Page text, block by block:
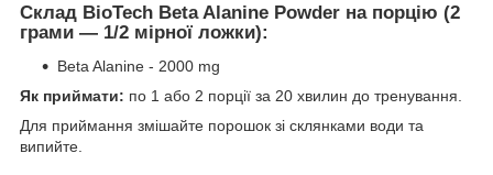
Склад BioTech Beta Alanine Powder на порцію (2
грами — 1/2 мірної ложки):
Beta Alanine - 2000 mg
Як приймати: по 1 або 2 порції за 20 хвилин до тренування.
Для приймання змішайте порошок зі склянками води та
випийте.